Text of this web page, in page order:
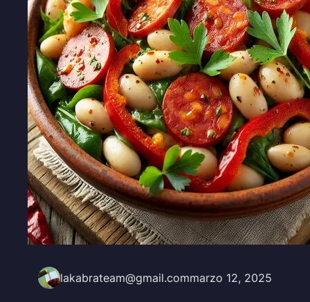
lakabrateam@gmail.commarzo 12, 2025